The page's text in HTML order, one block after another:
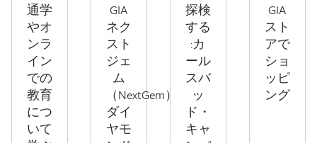
通学
やオ
ンラ
イン
での
教育
につ
いて
GIA
ネク
スト
ジェ
ム
（NextGem）
ダイ
ヤモ
探検
する
:カ
ール
スバ
ッ
ド・
キャ
GIA
スト
アで
ショ
ッピ
ング